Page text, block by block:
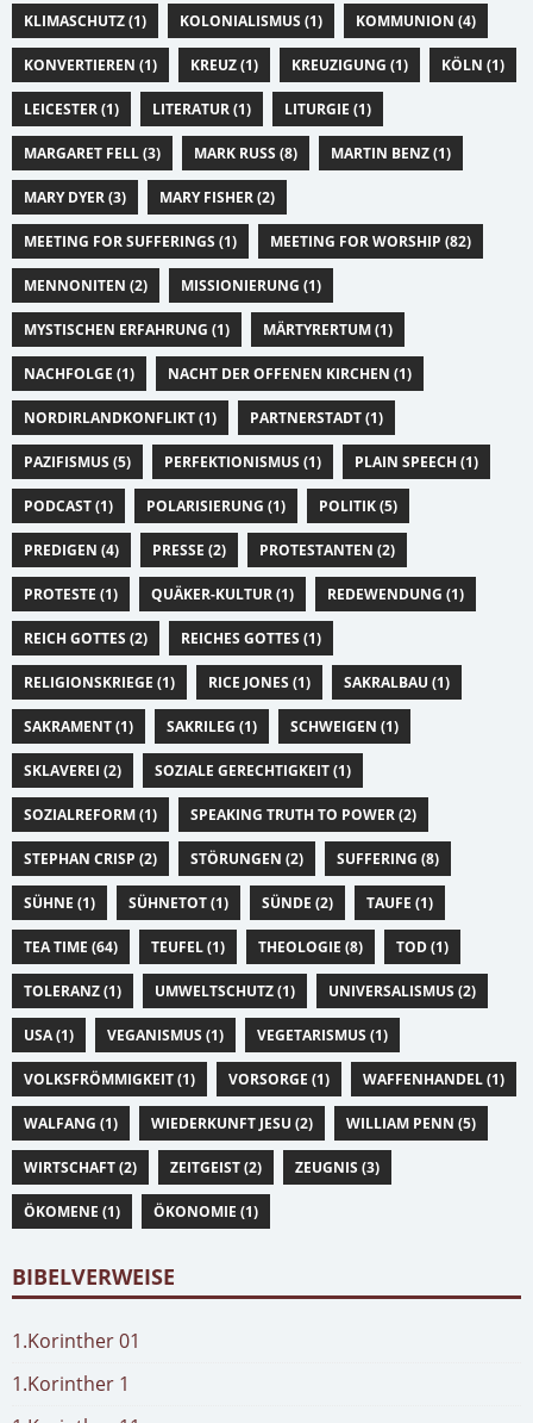
KLIMASCHUTZ (1) KOLONIALISMUS (1) KOMMUNION (4)
KONVERTIEREN (1) KREUZ (1) KREUZIGUNG (1) KÖLN (1)
LEICESTER (1) LITERATUR (1) LITURGIE (1)
MARGARET FELL (3) MARK RUSS (8) MARTIN BENZ (1)
MARY DYER (3) MARY FISHER (2)
MEETING FOR SUFFERINGS (1) MEETING FOR WORSHIP (82)
MENNONITEN (2) MISSIONIERUNG (1)
MYSTISCHEN ERFAHRUNG (1) MÄRTYRERTUM (1)
NACHFOLGE (1) NACHT DER OFFENEN KIRCHEN (1)
NORDIRLANDKONFLIKT (1) PARTNERSTADT (1)
PAZIFISMUS (5) PERFEKTIONISMUS (1) PLAIN SPEECH (1)
PODCAST (1) POLARISIERUNG (1) POLITIK (5)
PREDIGEN (4) PRESSE (2) PROTESTANTEN (2)
PROTESTE (1) QUÄKER-KULTUR (1) REDEWENDUNG (1)
REICH GOTTES (2) REICHES GOTTES (1)
RELIGIONSKRIEGE (1) RICE JONES (1) SAKRALBAU (1)
SAKRAMENT (1) SAKRILEG (1) SCHWEIGEN (1)
SKLAVEREI (2) SOZIALE GERECHTIGKEIT (1)
SOZIALREFORM (1) SPEAKING TRUTH TO POWER (2)
STEPHAN CRISP (2) STÖRUNGEN (2) SUFFERING (8)
SÜHNE (1) SÜHNETOT (1) SÜNDE (2) TAUFE (1)
TEA TIME (64) TEUFEL (1) THEOLOGIE (8) TOD (1)
TOLERANZ (1) UMWELTSCHUTZ (1) UNIVERSALISMUS (2)
USA (1) VEGANISMUS (1) VEGETARISMUS (1)
VOLKSFRÖMMIGKEIT (1) VORSORGE (1) WAFFENHANDEL (1)
WALFANG (1) WIEDERKUNFT JESU (2) WILLIAM PENN (5)
WIRTSCHAFT (2) ZEITGEIST (2) ZEUGNIS (3)
ÖKOMENE (1) ÖKONOMIE (1)
BIBELVERWEISE
1.Korinther 01
1.Korinther 1